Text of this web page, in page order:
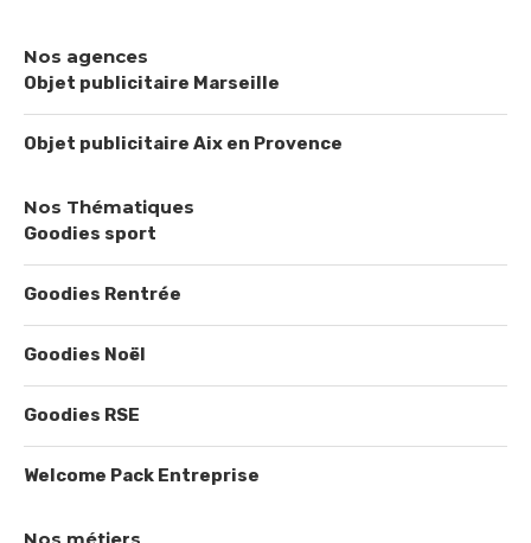
Nos agences
Objet publicitaire Marseille
Objet publicitaire Aix en Provence
Nos Thématiques
Goodies sport
Goodies Rentrée
Goodies Noël
Goodies RSE
Welcome Pack Entreprise